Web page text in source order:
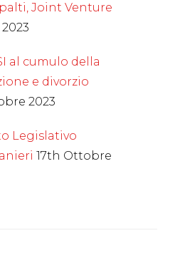
Joint Venture
al cumulo della
e divorzio
2023
Legislativo
17th Ottobre